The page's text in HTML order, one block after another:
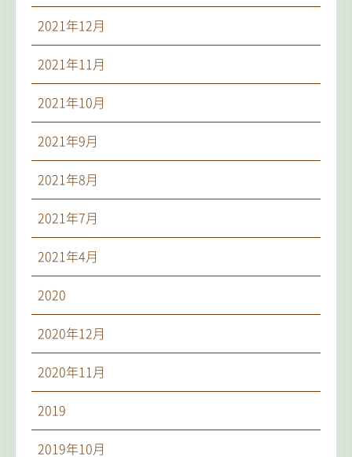
2021年12月
2021年11月
2021年10月
2021年9月
2021年8月
2021年7月
2021年4月
2020
2020年12月
2020年11月
2019
2019年10月